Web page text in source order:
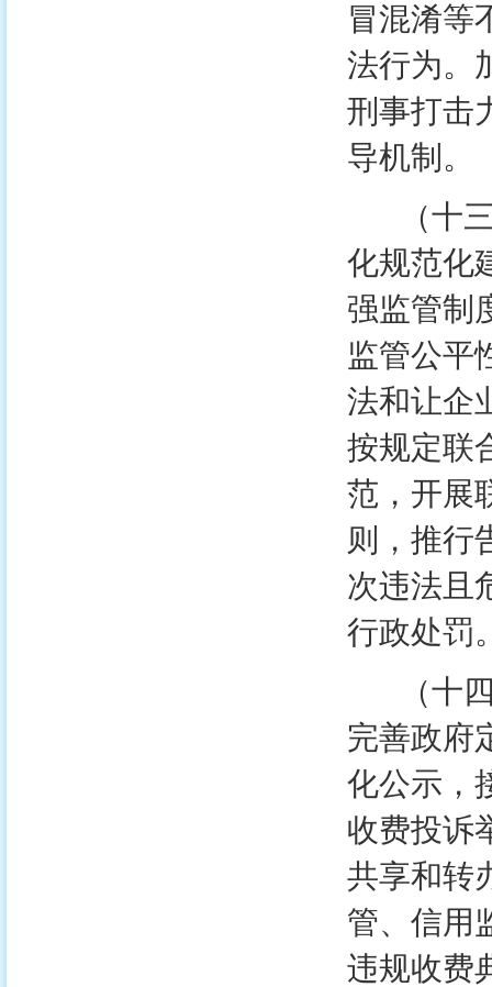
冒混淆等
法行为。
刑事打击
导机制。
（十三
化规范化
强监管制
监管公平
法和让企
按规定联
范，开展
则，推行
次违法且
行政处罚
（十四
完善政府
化公示，
收费投诉
共享和转
管、信用
违规收费